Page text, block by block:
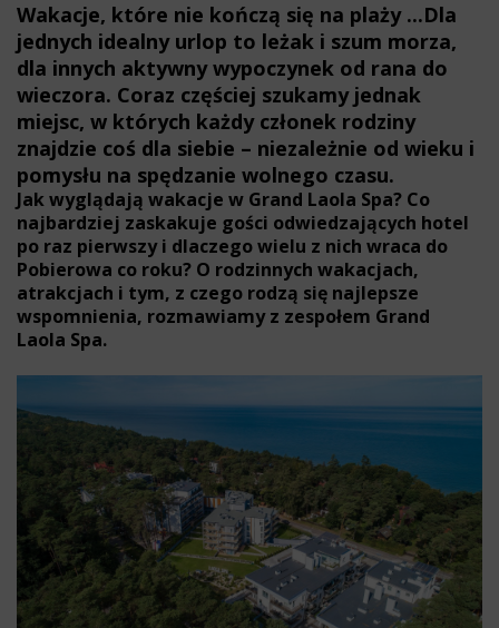
Wakacje, które nie kończą się na plaży ...Dla
jednych idealny urlop to leżak i szum morza,
dla innych aktywny wypoczynek od rana do
wieczora. Coraz częściej szukamy jednak
miejsc, w których każdy członek rodziny
znajdzie coś dla siebie – niezależnie od wieku i
pomysłu na spędzanie wolnego czasu.
Jak wyglądają wakacje w Grand Laola Spa? Co
najbardziej zaskakuje gości odwiedzających hotel
po raz pierwszy i dlaczego wielu z nich wraca do
Pobierowa co roku? O rodzinnych wakacjach,
atrakcjach i tym, z czego rodzą się najlepsze
wspomnienia, rozmawiamy z zespołem Grand
Laola Spa.